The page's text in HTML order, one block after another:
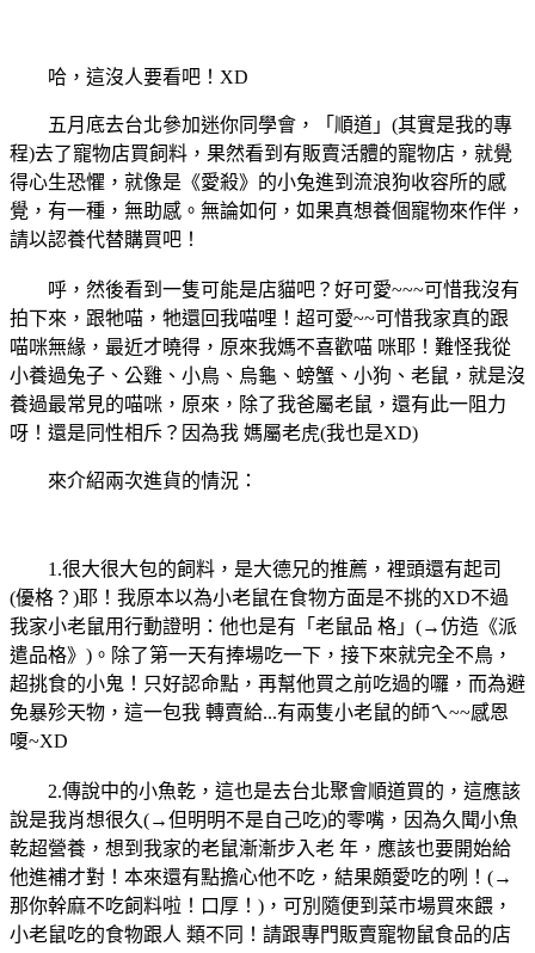
哈，這沒人要看吧！XD
五月底去台北參加迷你同學會，「順道」(其實是我的專
程)去了寵物店買飼料，果然看到有販賣活體的寵物店，就覺
得心生恐懼，就像是《愛殺》的小兔進到流浪狗收容所的感
覺，有一種，無助感。無論如何，如果真想養個寵物來作伴，
請以認養代替購買吧！
呼，然後看到一隻可能是店貓吧？好可愛~~~可惜我沒有
拍下來，跟牠喵，牠還回我喵哩！超可愛~~可惜我家真的跟
喵咪無緣，最近才曉得，原來我媽不喜歡喵 咪耶！難怪我從
小養過兔子、公雞、小鳥、烏龜、螃蟹、小狗、老鼠，就是沒
養過最常見的喵咪，原來，除了我爸屬老鼠，還有此一阻力
呀！還是同性相斥？因為我 媽屬老虎(我也是XD)
來介紹兩次進貨的情況：
1.很大很大包的飼料，是大德兄的推薦，裡頭還有起司
(優格？)耶！我原本以為小老鼠在食物方面是不挑的XD不過
我家小老鼠用行動證明：他也是有「老鼠品 格」(→仿造《派
遣品格》)。除了第一天有捧場吃一下，接下來就完全不鳥，
超挑食的小鬼！只好認命點，再幫他買之前吃過的囉，而為避
免暴殄天物，這一包我 轉賣給...有兩隻小老鼠的師ㄟ~~感恩
嗄~XD
2.傳說中的小魚乾，這也是去台北聚會順道買的，這應該
說是我肖想很久(→但明明不是自己吃)的零嘴，因為久聞小魚
乾超營養，想到我家的老鼠漸漸步入老 年，應該也要開始給
他進補才對！本來還有點擔心他不吃，結果頗愛吃的咧！(→
那你幹麻不吃飼料啦！口厚！)，可別隨便到菜市場買來餵，
小老鼠吃的食物跟人 類不同！請跟專門販賣寵物鼠食品的店